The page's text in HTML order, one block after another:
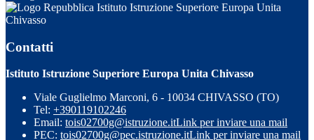
Istituto Istruzione Superiore Europa Unita
Chivasso
Contatti
Istituto Istruzione Superiore Europa Unita Chivasso
Viale Guglielmo Marconi, 6 - 10034 CHIVASSO (TO)
Tel: +390119102246
Email: tois02700g@istruzione.itLink per inviare una mail
PEC: tois02700g@pec.istruzione.itLink per inviare una mail